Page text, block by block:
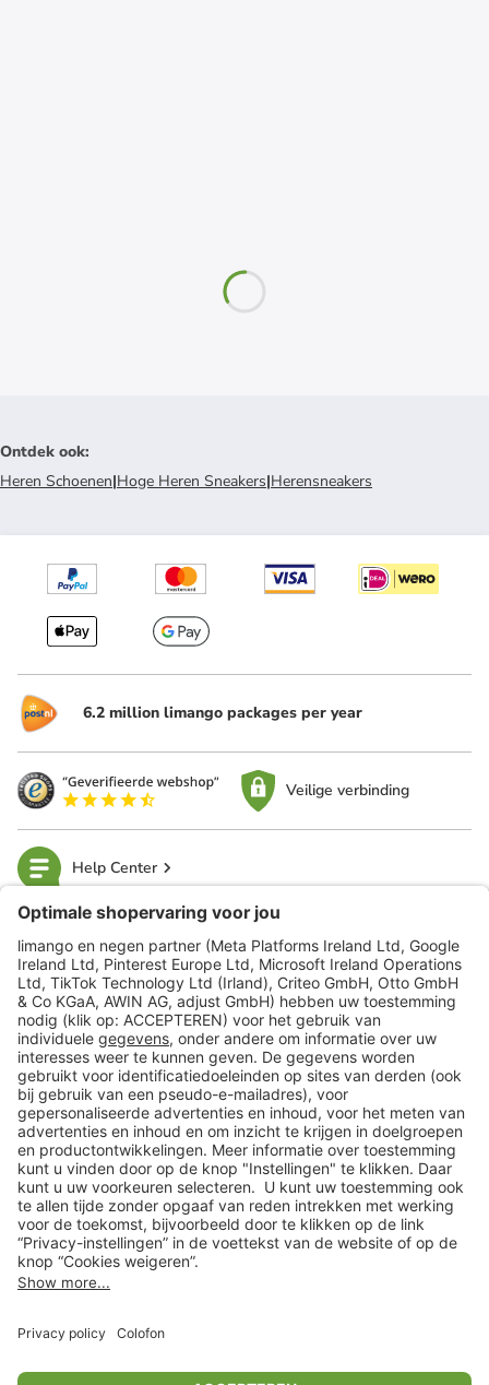
Ontdek ook:
Heren Schoenen|Hoge Heren Sneakers|Herensneakers
6.2 million limango packages per year
Veilige verbinding
Help Center
limango
Veilig winkelen
Klantenservice
Shop
Acties